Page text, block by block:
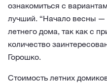
ознакомиться с
лучший. “Начало весны
летнего дома, так как с
количество
Горошко.
Стоимость летних